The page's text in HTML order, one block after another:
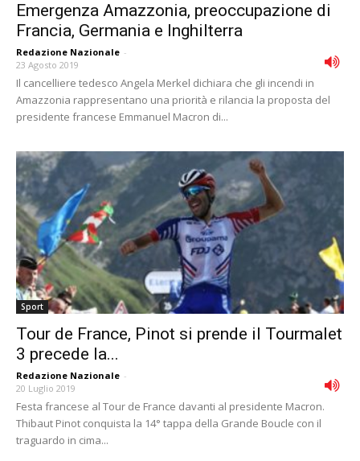
Emergenza Amazzonia, preoccupazione di
Francia, Germania e Inghilterra
Redazione Nazionale -
23 Agosto 2019
Il cancelliere tedesco Angela Merkel dichiara che gli incendi in
Amazzonia rappresentano una priorità e rilancia la proposta del
presidente francese Emmanuel Macron di...
Sport
Tour de France, Pinot si prende il Tourmalet
3 precede la...
Redazione Nazionale -
20 Luglio 2019
Festa francese al Tour de France davanti al presidente Macron.
Thibaut Pinot conquista la 14° tappa della Grande Boucle con il
traguardo in cima...